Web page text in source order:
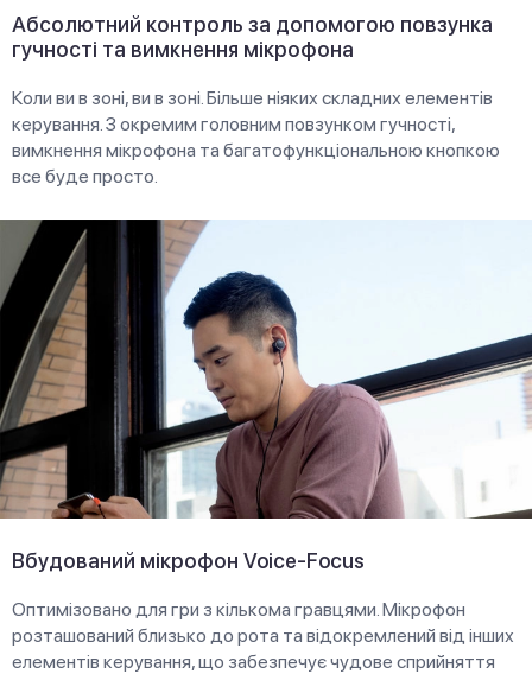
Абсолютний контроль за допомогою повзунка
гучності та вимкнення мікрофона
Коли ви в зоні, ви в зоні. Більше ніяких складних елементів
керування. З окремим головним повзунком гучності,
вимкнення мікрофона та багатофункціональною кнопкою
все буде просто.
Вбудований мікрофон Voice-Focus
Оптимізовано для гри з кількома гравцями. Мікрофон
розташований близько до рота та відокремлений від інших
елементів керування, що забезпечує чудове сприйняття